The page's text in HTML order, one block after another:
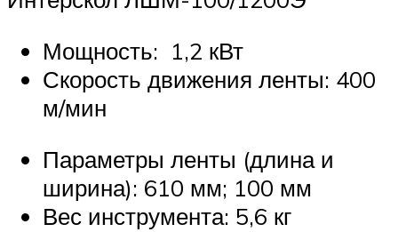
Мощность: 1,2 кВт
Скорость движения ленты: 400
м/мин
Параметры ленты (длина и
ширина): 610 мм; 100 мм
Вес инструмента: 5,6 кг